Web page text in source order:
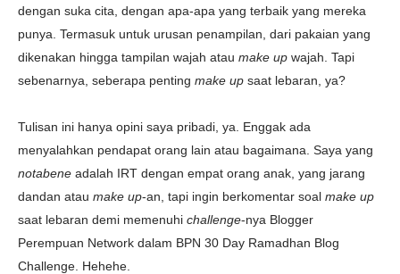
dengan suka cita, dengan apa-apa yang terbaik yang mereka
punya. Termasuk untuk urusan penampilan, dari pakaian yang
dikenakan hingga tampilan wajah atau make up wajah. Tapi
sebenarnya, seberapa penting make up saat lebaran, ya?
Tulisan ini hanya opini saya pribadi, ya. Enggak ada
menyalahkan pendapat orang lain atau bagaimana. Saya yang
notabene adalah IRT dengan empat orang anak, yang jarang
dandan atau make up-an, tapi ingin berkomentar soal make up
saat lebaran demi memenuhi challenge-nya Blogger
Perempuan Network dalam BPN 30 Day Ramadhan Blog
Challenge. Hehehe.